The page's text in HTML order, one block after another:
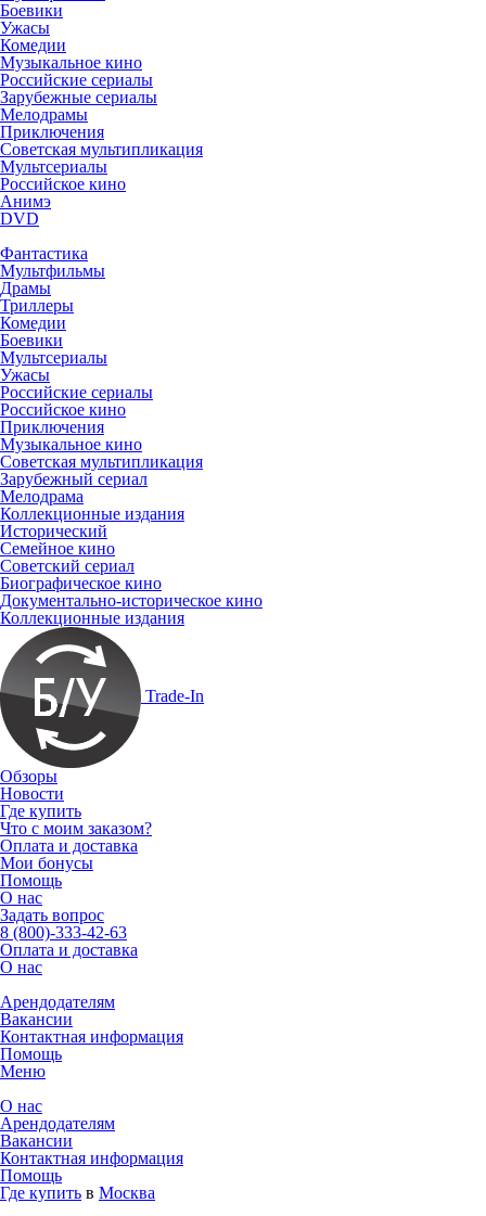
Боевики
Ужасы
Комедии
Музыкальное кино
Российские сериалы
Зарубежные сериалы
Мелодрамы
Приключения
Советская мультипликация
Мультсериалы
Российское кино
Анимэ
DVD
Фантастика
Мультфильмы
Драмы
Триллеры
Комедии
Боевики
Мультсериалы
Ужасы
Российские сериалы
Российское кино
Приключения
Музыкальное кино
Советская мультипликация
Зарубежный сериал
Мелодрама
Коллекционные издания
Исторический
Семейное кино
Советский сериал
Биографическое кино
Документально-историческое кино
Коллекционные издания
Trade-In
Обзоры
Новости
Где купить
Что с моим заказом?
Оплата и доставка
Мои бонусы
Помощь
О нас
Задать вопрос
8 (800)-333-42-63
Оплата и доставка
О нас
Арендодателям
Вакансии
Контактная информация
Помощь
Меню
О нас
Арендодателям
Вакансии
Контактная информация
Помощь
Где купить в Москва